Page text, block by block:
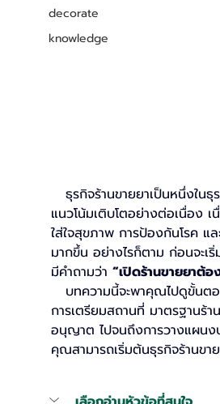
decorate
knowledge
แนวโน้มเติบโตอย่างต่อเนื่อง
ใส่ใจสุขภาพ การป้องกันโรค แ
มากขึ้น อย่างไรก็ตาม ก่อนจะ
มีคำถามว่า “เปิดร้านขายยาต้อ
การเตรียมสถานที่ มาตรฐานร้า
อนุญาต ไปจนถึงการวางแผนง
คุณสามารถเริ่มต้นธุรกิจร้านขา